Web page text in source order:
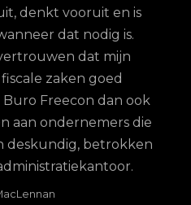
denkt vooruit en is
dat nodig is.
dat mijn
zaken goed
Freecon dan ook
aan ondernemers die
deskundig, betrokken